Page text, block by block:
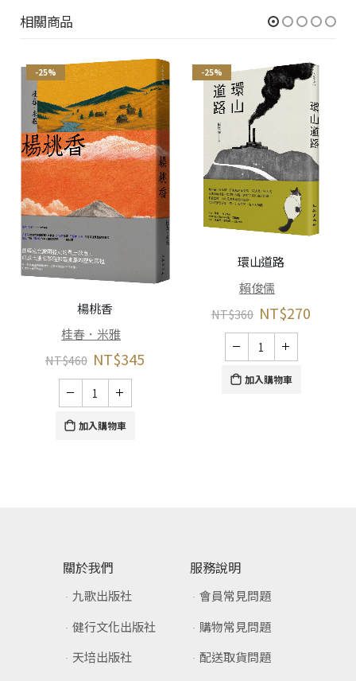
相關商品
-25%
楊桃香
桂春．米雅
NT$460 NT$345
加入購物車
-25%
環山道路
賴俊儒
NT$360 NT$270
加入購物車
關於我們
九歌出版社
健行文化出版社
天培出版社
服務說明
會員常見問題
購物常見問題
配送取貨問題